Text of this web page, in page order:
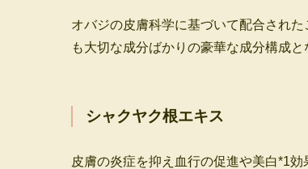
オバジの皮膚科学に基づいて配合され
も大切な成分ばかりの豪華な成分構成と
シャクヤク根エキス
皮膚の炎症を抑え血行の促進や美白*1効